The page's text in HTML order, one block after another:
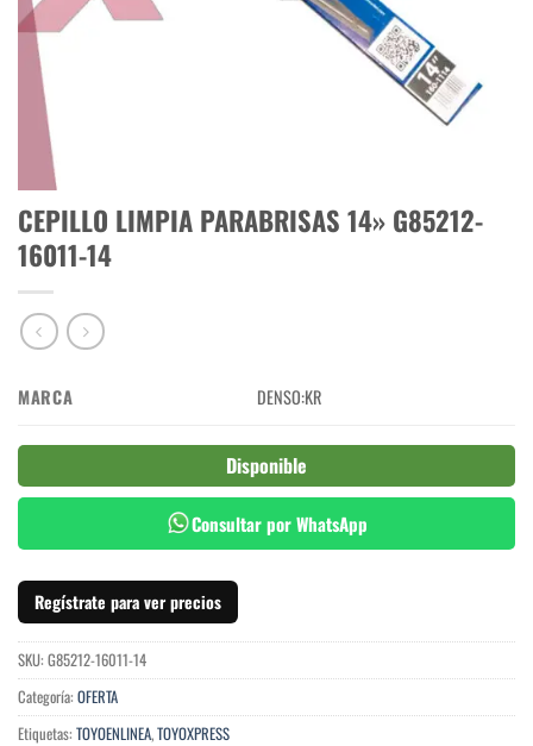
CEPILLO LIMPIA PARABRISAS 14» G85212-
16011-14
MARCA DENSO:KR
Disponible
Consultar por WhatsApp
Regístrate para ver precios
SKU: G85212-16011-14
Categoría: OFERTA
Etiquetas: TOYOENLINEA,TOYOXPRESS